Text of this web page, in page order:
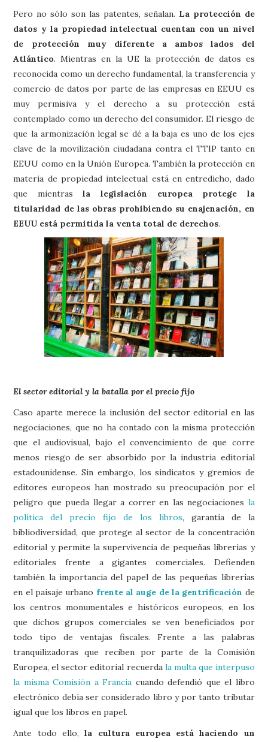
Pero no sólo son las patentes, señalan. La protección de
datos y la propiedad intelectual cuentan con un nivel
de protección muy diferente a ambos lados del
Atlántico. Mientras en la UE la protección de datos es
reconocida como un derecho fundamental, la transferencia y
comercio de datos por parte de las empresas en EEUU es
muy permisiva y el derecho a su protección está
contemplado como un derecho del consumidor. El riesgo de
que la armonización legal se dé a la baja es uno de los ejes
clave de la movilización ciudadana contra el TTIP tanto en
EEUU como en la Unión Europea. También la protección en
materia de propiedad intelectual está en entredicho, dado
que mientrasla legislación europea protege la
titularidad de las obras prohibiendo su enajenación, en
EEUU está permitida la venta total de derechos.
El sector editorial y la batalla por el precio fijo
Caso aparte merece la inclusión del sector editorial en las
negociaciones, que no ha contado con la misma protección
que el audiovisual, bajo el convencimiento de que corre
menos riesgo de ser absorbido por la industria editorial
estadounidense. Sin embargo, los sindicatos y gremios de
editores europeos han mostrado su preocupación por el
peligro que pueda llegar a correr en las negociaciones la
política del precio fijo de los libros, garantía de la
bibliodiversidad, que protege al sector de la concentración
editorial y permite la supervivencia de pequeñas librerías y
editoriales frente a gigantes comerciales. Defienden
también la importancia del papel de las pequeñas librerías
en el paisaje urbano frente al auge de la gentrificación de
los centros monumentales e históricos europeos, en los
que dichos grupos comerciales se ven beneficiados por
todo tipo de ventajas fiscales. Frente a las palabras
tranquilizadoras que reciben por parte de la Comisión
Europea, el sector editorial recuerda la multa que interpuso
la misma Comisión a Francia cuando defendió que el libro
electrónico debía ser considerado libro y por tanto tributar
igual que los libros en papel.
Ante todo ello,la cultura europea está haciendo un